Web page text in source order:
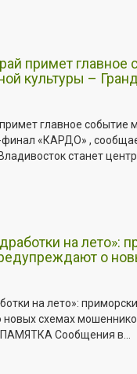
примет главное
культуры –
главное событие
финал «КАРДО» ,
станет
на лето»:
о
на лето»:
схемах
Сообщения в...